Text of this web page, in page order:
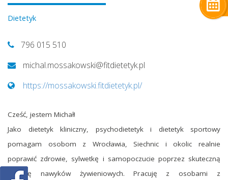
Dietetyk
796 015 510
michal.mossakowski@fitdietetyk.pl
https://mossakowski.fitdietetyk.pl/
Cześć, jestem Michał!
Jako dietetyk kliniczny, psychodietetyk i dietetyk sportowy
pomagam osobom z Wrocławia, Siechnic i okolic realnie
poprawić zdrowie, sylwetkę i samopoczucie poprzez skuteczną
zmianę nawyków żywieniowych. Pracuję z osobami z